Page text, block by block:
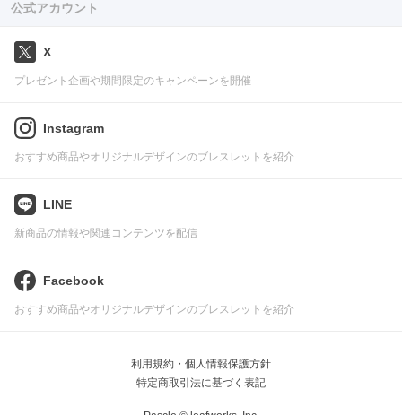
公式アカウント
X
プレゼント企画や期間限定のキャンペーンを開催
Instagram
おすすめ商品やオリジナルデザインのブレスレットを紹介
LINE
新商品の情報や関連コンテンツを配信
Facebook
おすすめ商品やオリジナルデザインのブレスレットを紹介
利用規約・個人情報保護方針
特定商取引法に基づく表記